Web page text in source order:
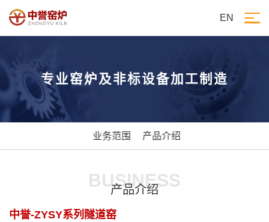
EN
专业窑炉及非标设备加工制造
业务范围 产品介绍
BUSINESS
产品介绍
中誉-ZYSY系列隧道窑